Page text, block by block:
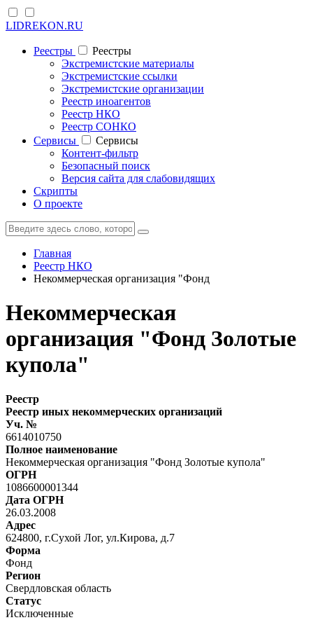
LIDREKON.RU
Реестры
Реестры
Экстремистские материалы
Экстремистские ссылки
Экстремистские организации
Реестр иноагентов
Реестр НКО
Реестр СОНКО
Cервисы
Cервисы
Контент-фильтр
Безопасный поиск
Версия сайта для слабовидящих
Скрипты
О проекте
Главная
Реестр НКО
Некоммерческая организация "Фонд
Некоммерческая
организация "Фонд Золотые
купола"
Реестр
Реестр иных некоммерческих организаций
Уч. №
6614010750
Полное наименование
Некоммерческая организация "Фонд Золотые купола"
ОГРН
1086600001344
Дата ОГРН
26.03.2008
Адрес
624800, г.Сухой Лог, ул.Кирова, д.7
Форма
Фонд
Регион
Свердловская область
Статус
Исключенные